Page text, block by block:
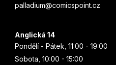
palladium@comicspoint.cz
Anglická 14
Pondělí - Pátek, 11:00 - 19:00
Sobota, 10:00 - 15:00